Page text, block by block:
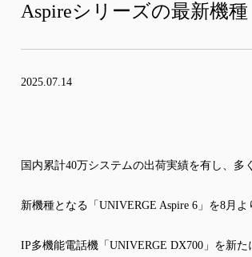
Aspireシリーズの最新機種
2025.07.14
国内累計40万システムの出荷実績を有し、
新機種となる「UNIVERGE Aspire 6」を8月
IP多機能電話機「UNIVERGE DX700」を新た